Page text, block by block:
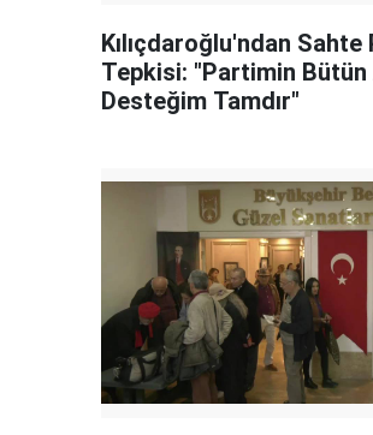
Kılıçdaroğlu'ndan
Tepkisi: "Partimin Bütün
Desteğim Tamdır"